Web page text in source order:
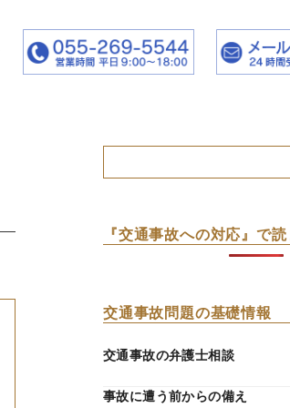
『交通事故への対応』で
交通事故問題の基礎情報
交通事故の弁護士相談
事故に遭う前からの備え